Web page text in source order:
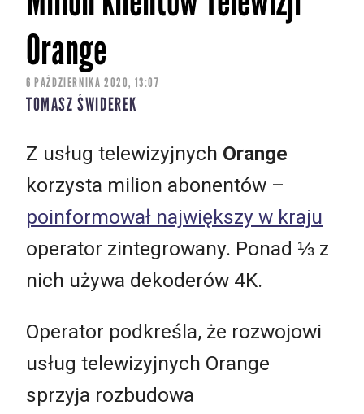
Orange
6 PAŹDZIERNIKA 2020, 13:07
TOMASZ ŚWIDEREK
Z usług telewizyjnych Orange
korzysta milion abonentów –
poinformował największy w kraju
operator zintegrowany. Ponad ⅓ z
nich używa dekoderów 4K.
Operator podkreśla, że rozwojowi
usług telewizyjnych Orange
sprzyja rozbudowa